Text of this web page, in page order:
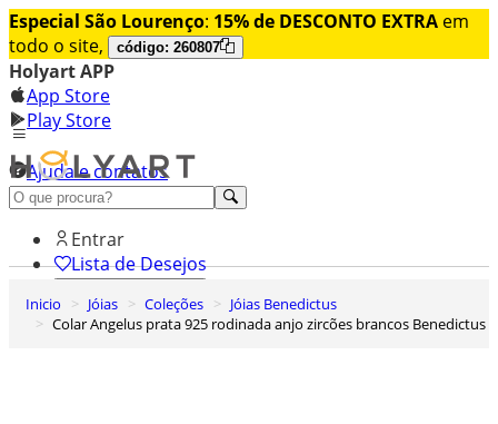
Especial São Lourenço: 15% de DESCONTO EXTRA em
todo o site,
código: 260807
Holyart APP
App Store
Play Store
Ajuda e contatos
Conheça premium
Entrar
Lista de Desejos
0
Carrinho de Compras
Inicio Jóias Coleções
Jóias Benedictus
Colar Angelus prata 925 rodinada anjo zircões brancos Benedictus